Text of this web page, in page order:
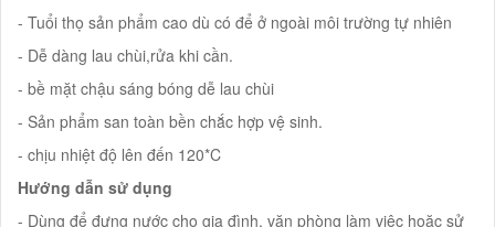
- Tuổi thọ sản phẩm cao dù có để ở ngoài môi trường tự nhiên
- Dễ dàng lau chùi,rửa khi cần.
- bề mặt chậu sáng bóng dễ lau chùi
- Sản phẩm san toàn bền chắc hợp vệ sinh.
- chịu nhiệt độ lên đến 120*C
Hướng dẫn sử dụng
- Dùng để đựng nước cho gia đình, văn phòng làm việc hoặc sử